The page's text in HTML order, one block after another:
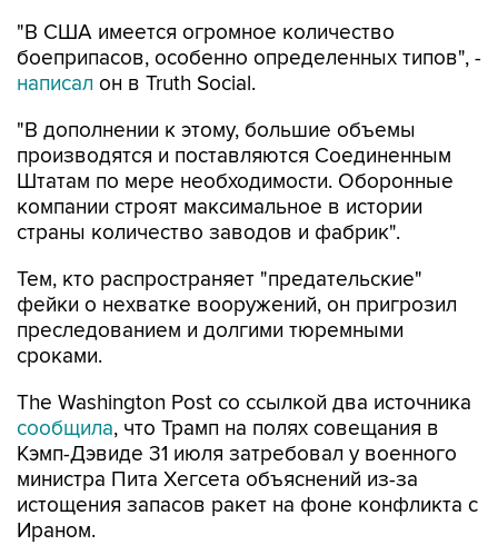
"В США имеется огромное количество
боеприпасов, особенно определенных типов", -
написал он в Truth Social.
"В дополнении к этому, большие объемы
производятся и поставляются Соединенным
Штатам по мере необходимости. Оборонные
компании строят максимальное в истории
страны количество заводов и фабрик".
Тем, кто распространяет "предательские"
фейки о нехватке вооружений, он пригрозил
преследованием и долгими тюремными
сроками.
The Washington Post со ссылкой два источника
сообщила, что Трамп на полях совещания в
Кэмп-Дэвиде 31 июля затребовал у военного
министра Пита Хегсета объяснений из-за
истощения запасов ракет на фоне конфликта с
Ираном.